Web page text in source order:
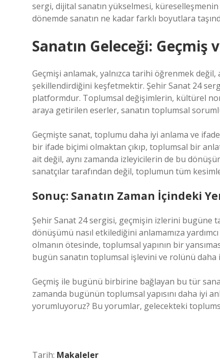
sergi, dijital sanatın yükselmesi,
dönemde sanatın ne kadar farklı boyutlara
Sanatın Geleceği:
Geçmişi anlamak, yalnızca tarihi öğrenmek
şekillendirdiğini keşfetmektir. Şehir Sanat 24
platformdur. Toplumsal değişimlerin, kültürel
araya getirilen eserler, sanatın toplumsal
Geçmişte sanat, toplumu daha iyi anlama ve
bir ifade biçimi olmaktan çıkıp, toplumsal bir
ait değil, aynı zamanda izleyicilerin de bu
sanatçılar tarafından değil, toplumun tüm
Sonuç: Sanatın Zaman İçindeki
Şehir Sanat 24 sergisi, geçmişin izlerini bugüne
dönüşümü nasıl etkilediğini anlamamıza
olmanın ötesinde, toplumsal yapının bir
bugün sanatın toplumsal işlevini ve rolünü daha
Geçmiş ile bugünü birbirine bağlayan bu tür
zamanda bugünün toplumsal yapısını daha iyi
yorumluyoruz? Bu yorumlar, gelecekteki
Tarih: Makaleler